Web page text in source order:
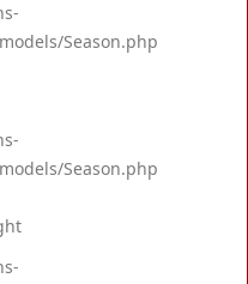
Season.php
Season.php